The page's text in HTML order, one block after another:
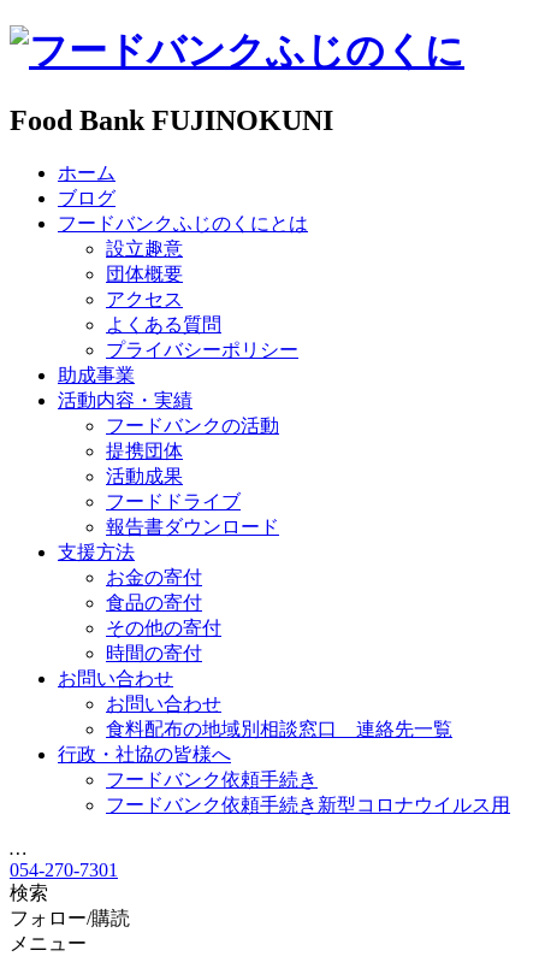
Food Bank FUJINOKUNI
ホーム
ブログ
フードバンクふじのくにとは
設立趣意
団体概要
アクセス
よくある質問
プライバシーポリシー
助成事業
活動内容・実績
フードバンクの活動
提携団体
活動成果
フードドライブ
報告書ダウンロード
支援方法
お金の寄付
食品の寄付
その他の寄付
時間の寄付
お問い合わせ
お問い合わせ
食料配布の地域別相談窓口 連絡先一覧
行政・社協の皆様へ
フードバンク依頼手続き
フードバンク依頼手続き新型コロナウイルス用
…
054-270-7301
検索
フォロー/購読
メニュー